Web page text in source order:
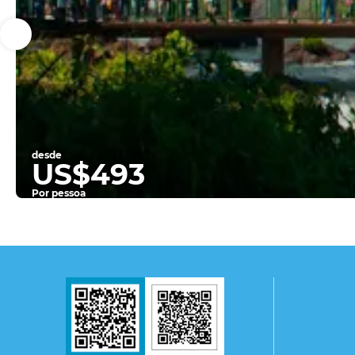
desde
US$493
Por pessoa